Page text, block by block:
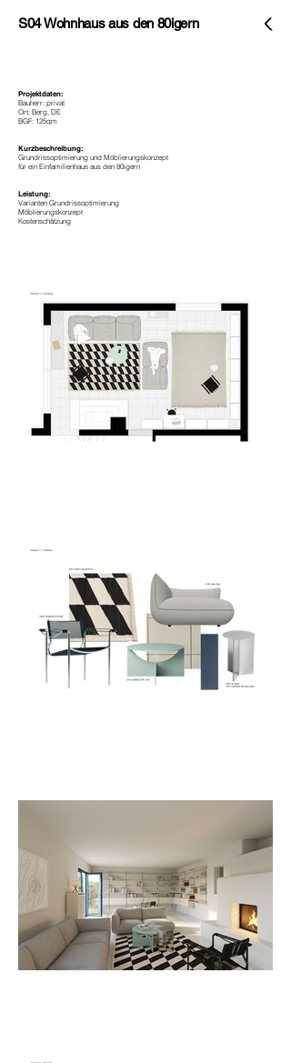
S04 Wohnhaus aus den 80igern
Projektdaten:
Bauherr: privat
Ort: Berg, DE
BGF: 125qm
Kurzbeschreibung:
Grundrissoptimierung und Möblierungskonzept
für ein Einfamilienhaus aus den 80igern
Leistung:
Varianten Grundrissoptimierung
Möblierungskonzept
Kostenschätzung